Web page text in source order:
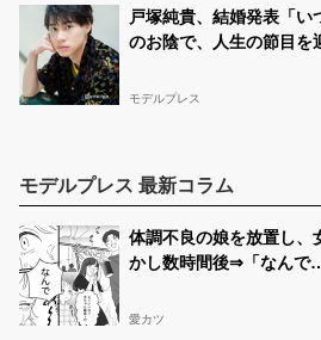
戸塚純貴、結婚発表「い
のお陰で、人生の節目を
モデルプレス
モデルプレス 最新コラム
体調不良の娘を放置し、
かし数時間後⇒「なんで
愛カツ